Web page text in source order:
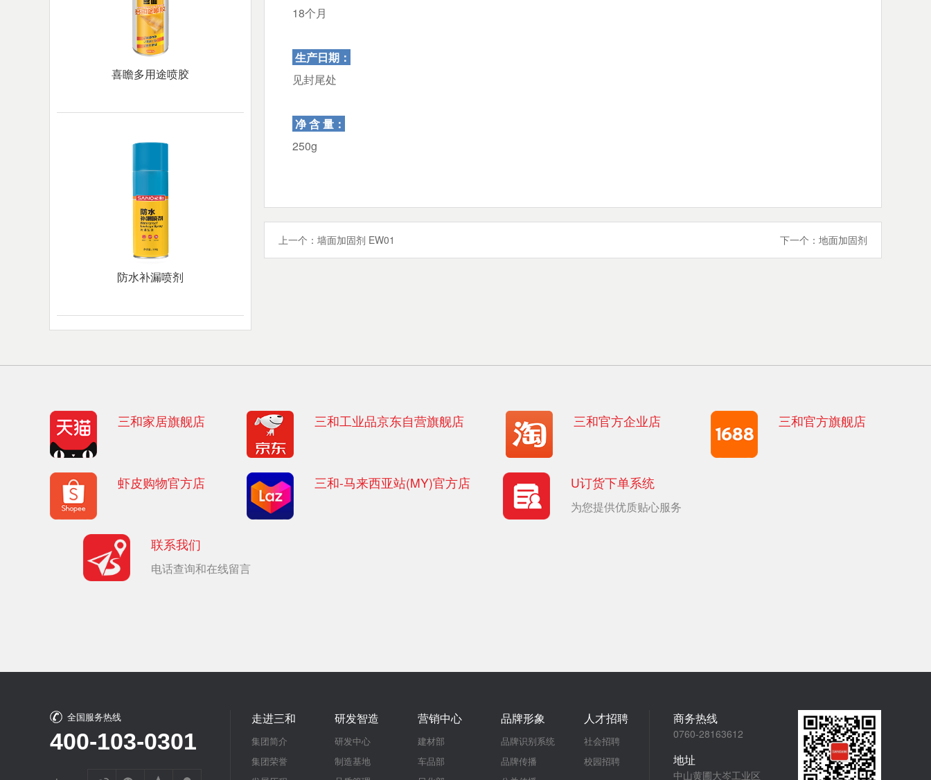
18个月
生产日期：
见封尾处
净 含 量：
250g
上一个： 墙面加固剂 EW01 下一个： 地面加固剂
喜瞻多用途喷胶
防水补漏喷剂
三和家居旗舰店 三和工业品京东自营旗舰店 三和官方旗舰店
三和官方企业店
虾皮购物官方店 三和-马来西亚站(MY)官方店 U订货下单系统
为您提供优质贴心服务
联系我们
电话查询和在线留言
全国服务热线
400-103-0301
走进三和
集团简介
集团荣誉
研发智造
研发中心
制造基地
营销中心
建材部
车品部
品牌形象
品牌识别系统
品牌传播
人才招聘
社会招聘
校园招聘
商务热线
0760-28163612
地址
中山黄圃大岑工业区